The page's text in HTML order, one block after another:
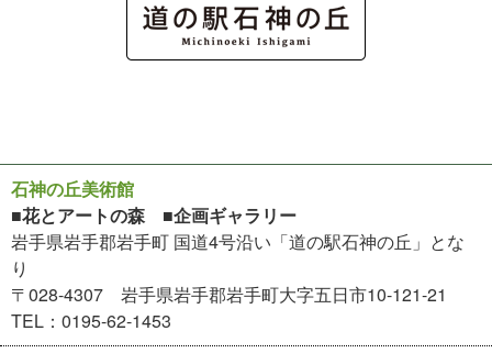
石神の丘美術館
■花とアートの森 ■企画ギャラリー
岩手県岩手郡岩手町 国道4号沿い「道の駅石神の丘」とな
り
〒028-4307 岩手県岩手郡岩手町大字五日市10-121-21
TEL：0195-62-1453